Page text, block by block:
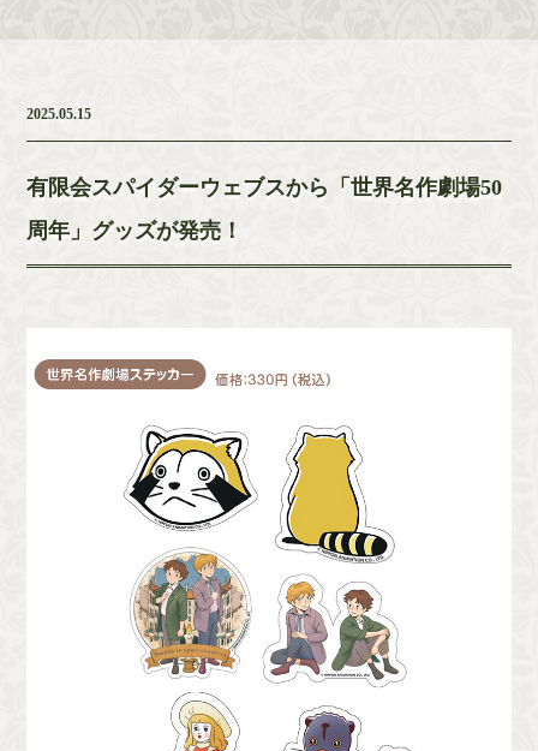
2025.05.15
有限会スパイダーウェブスから「世界名作劇場50
周年」グッズが発売！